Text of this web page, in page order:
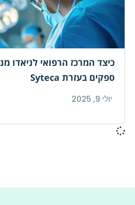
כיצד המרכז הרפואי לניאדו
ספקים בעזרת Syteca
יולי 9, 2025